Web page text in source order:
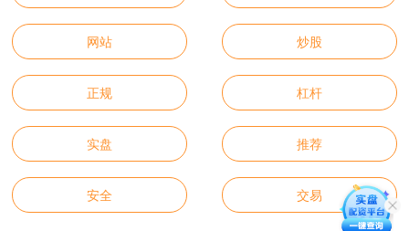
网站 炒股
正规 杠杆
实盘 推荐
安全 交易